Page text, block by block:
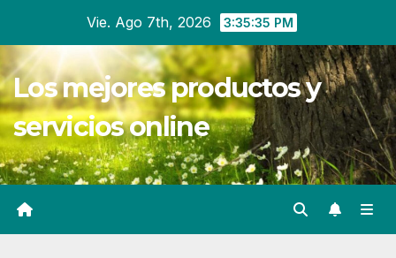
contenido
Vie. Ago 7th, 2026 3:35:35 PM
Los mejores productos y
servicios online